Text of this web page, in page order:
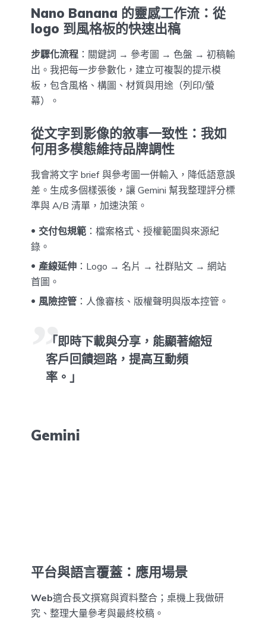
Nano Banana 的靈感工作流：從
logo 到風格板的快速出稿
步驟化流程 ：關鍵詞 → 參考圖 → 色盤 → 初稿輸
出。我把每一步參數化，建立可複製的提示模
板，包含風格、構圖、材質與用途（列印/螢
幕）。
從文字到影像的敘事一致性：我如
何用多模態維持品牌調性
我會將文字 brief 與參考圖一併輸入，降低語意誤
差。生成多個樣張後，讓 Gemini 幫我整理評分標
準與 A/B 清單，加速決策。
交付包規範 ：檔案格式、授權範圍與來源紀
錄。
產線延伸 ：Logo → 名片 → 社群貼文 → 網站
首圖。
風險控管 ：人像審核、版權聲明與版本控管。
「即時下載與分享，能顯著縮短
客戶回饋迴路，提高互動頻
率。」
Gemini
平台與語言覆蓋：應用場景
Web適合長文撰寫與資料整合；桌機上我做研
究、整理大量參考與最終校稿。